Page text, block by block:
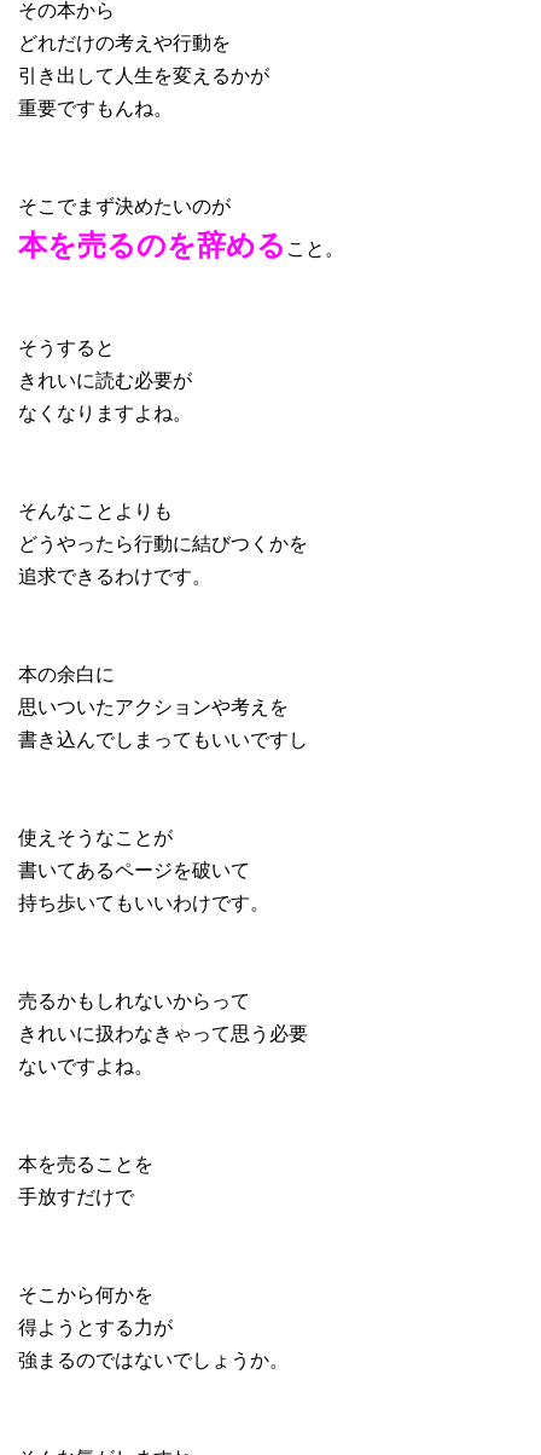
その本から
どれだけの考えや行動を
引き出して人生を変えるかが
重要ですもんね。
そこでまず決めたいのが
本を売るのを辞める こと。
そうすると
きれいに読む必要が
なくなりますよね。
そんなことよりも
どうやったら行動に結びつくかを
追求できるわけです。
本の余白に
思いついたアクションや考えを
書き込んでしまってもいいですし
使えそうなことが
書いてあるページを破いて
持ち歩いてもいいわけです。
売るかもしれないからって
きれいに扱わなきゃって思う必要
ないですよね。
本を売ることを
手放すだけで
そこから何かを
得ようとする力が
強まるのではないでしょうか。